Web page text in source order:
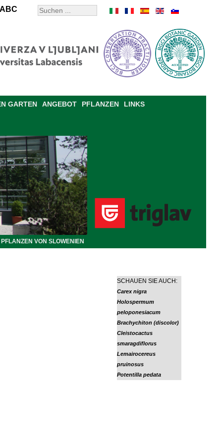
ABC
GARTEN ANGEBOT PFLANZEN LINKS
PFLANZEN VON SLOWENIEN
SCHAUEN SIE AUCH:
Carex nigra
Holospermum
peloponesiacum
Brachychiton (discolor)
Cleistocactus
smaragdiflorus
Lemairocereus
pruinosus
Potentilla pedata